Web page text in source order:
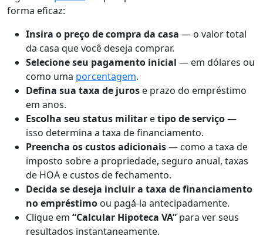
forma eficaz:
Insira o preço de compra da casa — o valor total
da casa que você deseja comprar.
Selecione seu pagamento inicial — em dólares ou
como uma porcentagem.
Defina sua taxa de juros e prazo do empréstimo
em anos.
Escolha seu status militar etipo de serviço—
isso determina a taxa de financiamento.
Preencha os custos adicionais— como a taxa de
imposto sobre a propriedade, seguro anual, taxas
de HOA e custos de fechamento.
Decida se deseja incluir a taxa de financiamento
no empréstimo ou pagá-la antecipadamente.
Clique em “Calcular Hipoteca VA” para ver seus
resultados instantaneamente.